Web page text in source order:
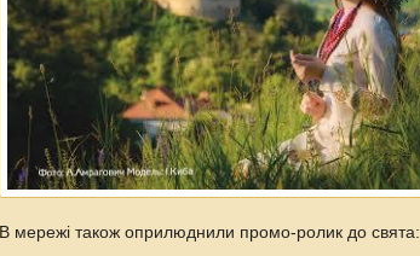
В мережі також оприлюднили промо-ролик до свята: